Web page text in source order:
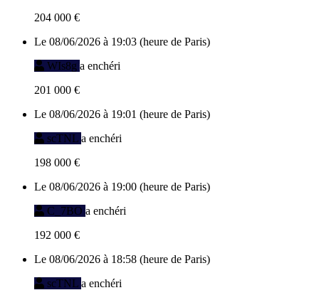
204 000 €
Le 08/06/2026 à 19:03 (heure de Paris)
WIs8g a enchéri
201 000 €
Le 08/06/2026 à 19:01 (heure de Paris)
scTNL a enchéri
198 000 €
Le 08/06/2026 à 19:00 (heure de Paris)
C_7BO a enchéri
192 000 €
Le 08/06/2026 à 18:58 (heure de Paris)
scTNL a enchéri